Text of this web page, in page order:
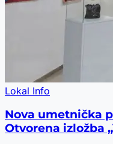
Lokal Info
Nova umetnička
Otvorena izložba